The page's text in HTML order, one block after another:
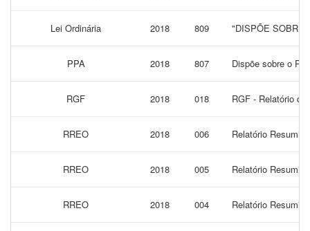
Lei Ordinária 2018 809 "DISPÕE SOBRE
PPA 2018 807 Dispõe sobre o
RGF 2018 018 RGF - Relatório
RREO 2018 006 Relatório
RREO 2018 005 Relatório
RREO 2018 004 Relatório